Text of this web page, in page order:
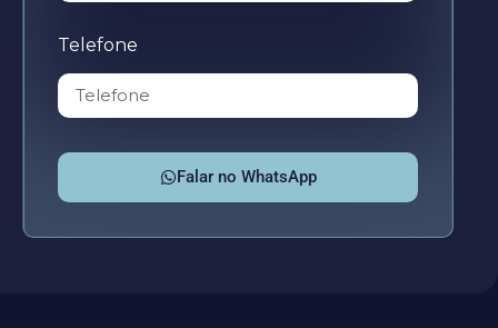
Telefone
Falar no WhatsApp